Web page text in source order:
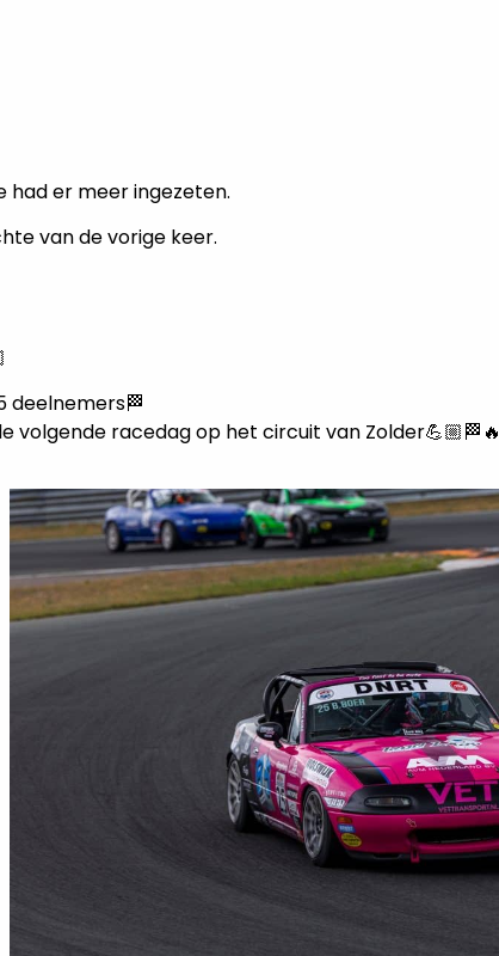
had er meer ingezeten.
van de vorige keer.
deelnemers🏁
racedag op het circuit van Zolder💪🏼🏁🔥